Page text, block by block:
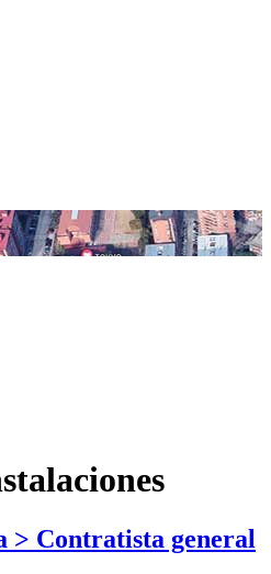
> Contratista general